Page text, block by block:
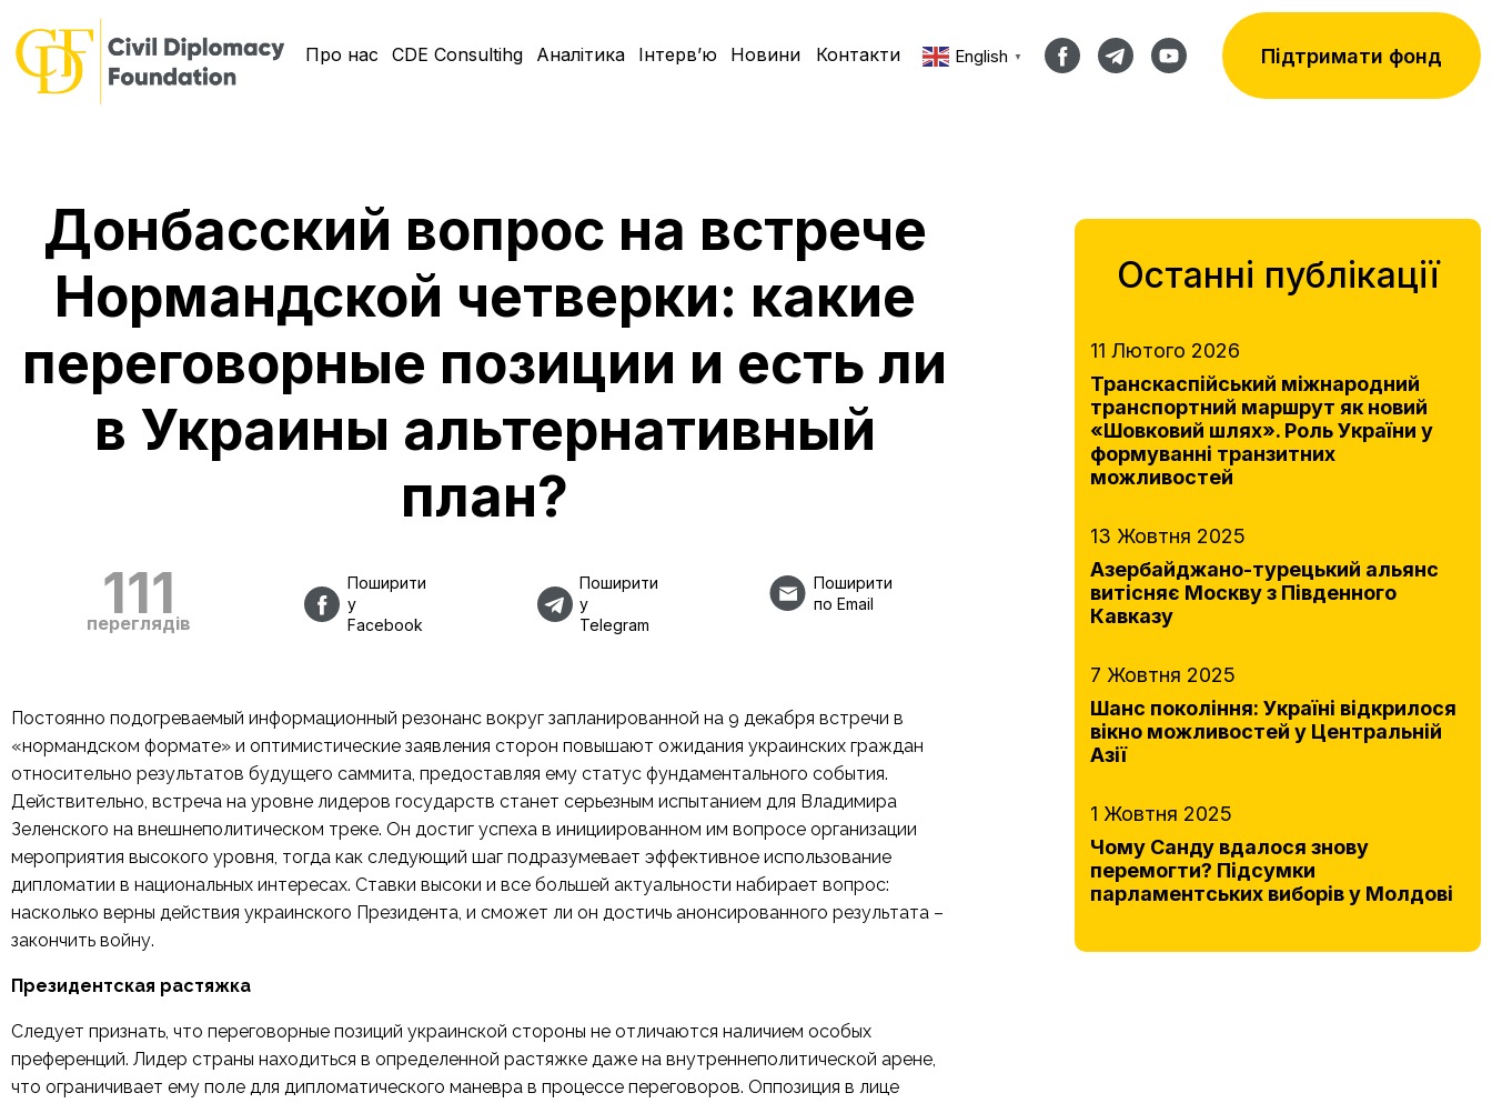
Про нас CDE Consultihg Аналітика Інтерв’ю Новини Контакти English ▼ Підтримати фонд
Донбасский вопрос на встрече
Нормандской четверки: какие
переговорные позиции и есть ли
в Украины альтернативный
план?
111
переглядів
Поширити
у
Facebook
Поширити
у
Telegram
Поширити
по Email
Постоянно подогреваемый информационный резонанс вокруг запланированной на 9 декабря встречи в
«нормандском формате» и оптимистические заявления сторон повышают ожидания украинских граждан
относительно результатов будущего саммита, предоставляя ему статус фундаментального события.
Действительно, встреча на уровне лидеров государств станет серьезным испытанием для Владимира
Зеленского на внешнеполитическом треке. Он достиг успеха в инициированном им вопросе организации
мероприятия высокого уровня, тогда как следующий шаг подразумевает эффективное использование
дипломатии в национальных интересах. Ставки высоки и все большей актуальности набирает вопрос:
насколько верны действия украинского Президента, и сможет ли он достичь анонсированного результата –
закончить войну.
Президентская растяжка
Следует признать, что переговорные позиций украинской стороны не отличаются наличием особых
преференций. Лидер страны находиться в определенной растяжке даже на внутреннеполитической арене,
что ограничивает ему поле для дипломатического маневра в процессе переговоров. Оппозиция в лице
Останні публікації
11 Лютого 2026
Транскаспійський міжнародний
транспортний маршрут як новий
«Шовковий шлях». Роль України у
формуванні транзитних
можливостей
13 Жовтня 2025
Азербайджано-турецький альянс
витісняє Москву з Південного
Кавказу
7 Жовтня 2025
Шанс покоління: Україні відкрилося
вікно можливостей у Центральній
Азії
1 Жовтня 2025
Чому Санду вдалося знову
перемогти? Підсумки
парламентських виборів у Молдові